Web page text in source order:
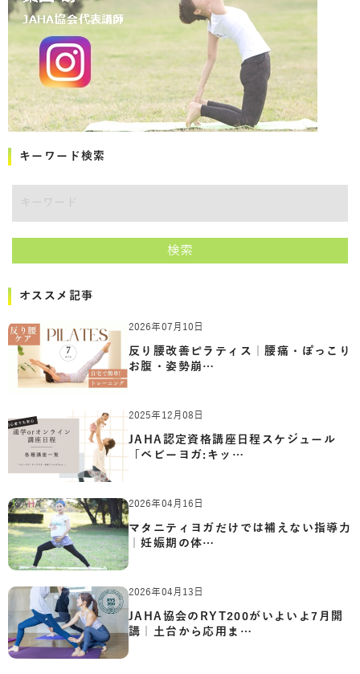
キーワード検索
検索
オススメ記事
2026年07月10日
反り腰改善ピラティス｜腰痛・ぽっこり
お腹・姿勢崩…
2025年12月08日
JAHA認定資格講座日程スケジュール
「ベビーヨガ:キッ…
2026年04月16日
マタニティヨガだけでは補えない指導力
｜妊娠期の体…
2026年04月13日
JAHA協会のRYT200がいよいよ7月開
講｜土台から応用ま…